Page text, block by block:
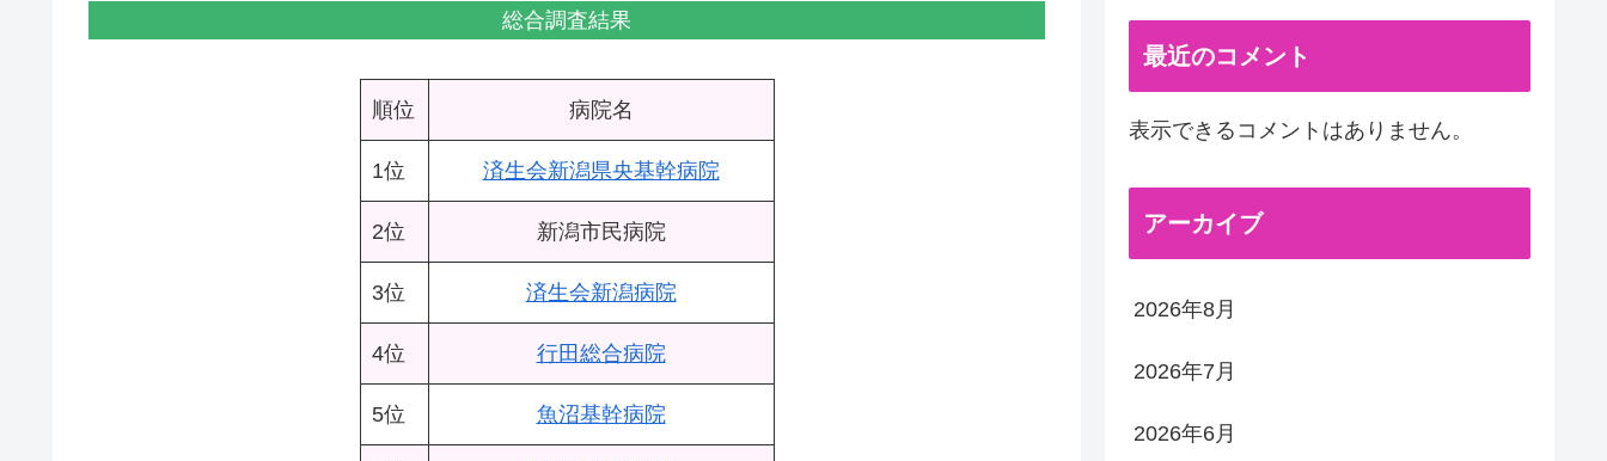
総合調査結果
順位 病院名
1位 済生会新潟県央基幹病院
2位 新潟市民病院
3位 済生会新潟病院
4位 行田総合病院
5位 魚沼基幹病院
最近のコメント
表示できるコメントはありません。
アーカイブ
2026年8月
2026年7月
2026年6月